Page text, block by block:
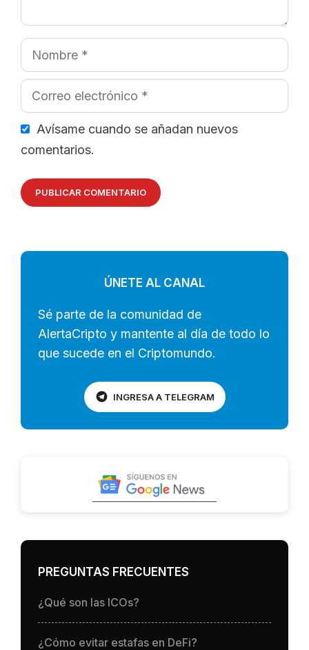
Nombre
Correo
electrónico
Avísame cuando se añadan nuevos
comentarios.
ÚNETE AL CANAL
Sé parte de la comunidad de
AlertaCripto y mantente al día de todo lo
que sucede en el Criptomundo.
INGRESA A TELEGRAM
PREGUNTAS FRECUENTES
¿Qué son las ICOs?
¿Cómo evitar estafas en DeFi?